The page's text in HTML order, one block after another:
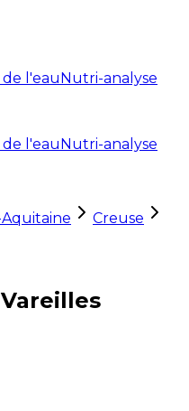
l'eauNutri-analyse
l'eauNutri-analyse
Creuse